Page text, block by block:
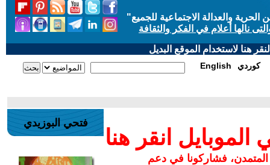
والعدالة الاجتماعية للجميع"
نالها أعلام في الفكر والثقافة
هنا لاستخدام الموقع البديل
English كوردي
انقر هنا
المتمدن، فشاركونا في دعم
فتحي البوزيدي